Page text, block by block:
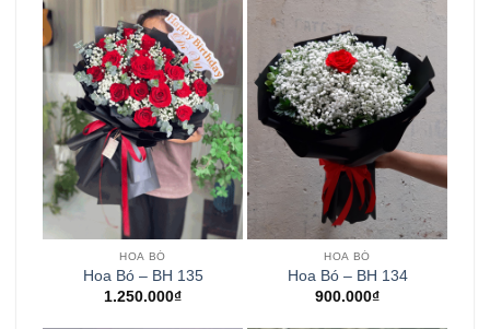
HOA BÓ
Hoa Bó – BH 135
1.250.000₫
HOA BÓ
Hoa Bó – BH 134
900.000₫